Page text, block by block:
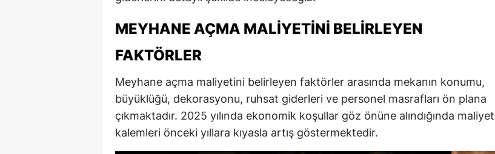
MEYHANE AÇMA MALIYETINI BELIRLEYEN
FAKTÖRLER
Meyhane açma maliyetini belirleyen faktörler arasında mekanın konumu,
büyüklüğü, dekorasyonu, ruhsat giderleri ve personel masrafları ön plana
çıkmaktadır. 2025 yılında ekonomik koşullar göz önüne alındığında maliyet
kalemleri önceki yıllara kıyasla artış göstermektedir.